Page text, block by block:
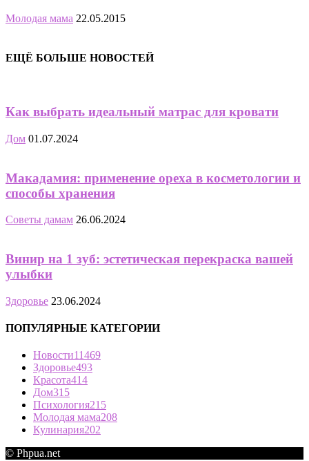
Молодая мама 22.05.2015
ЕЩЁ БОЛЬШЕ НОВОСТЕЙ
Как выбрать идеальный матрас для кровати
Дом 01.07.2024
Макадамия: применение ореха в косметологии и
способы хранения
Советы дамам 26.06.2024
Винир на 1 зуб: эстетическая перекраска вашей
улыбки
Здоровье 23.06.2024
ПОПУЛЯРНЫЕ КАТЕГОРИИ
Новости11469
Здоровье493
Красота414
Дом315
Психология215
Молодая мама208
Кулинария202
© Phpua.net